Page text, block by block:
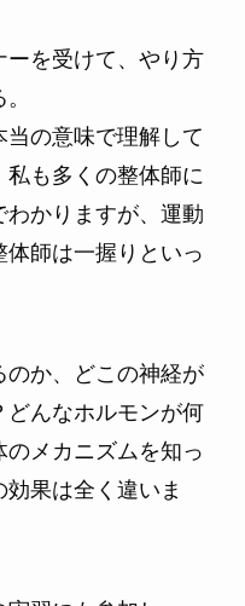
ーを受けて、やり方
の意味で理解して
も多くの整体師に
かりますが、運動
師は一握りといっ
か、どこの神経が
どんなホルモンが何
メカニズムを知っ
果は全く違いま